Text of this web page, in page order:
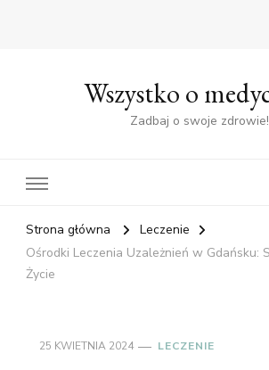
Wszystko o
Zadbaj o swoje zdrowie!
Strona główna
Leczenie
Ośrodki Leczenia Uzależnień w Gdańsku:
Życie
25 KWIETNIA 2024 LECZENIE